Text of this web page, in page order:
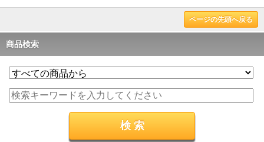
ページの先頭へ戻る
商品検索